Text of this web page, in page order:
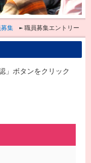
集 職員募集エントリー
」ボタンをクリック